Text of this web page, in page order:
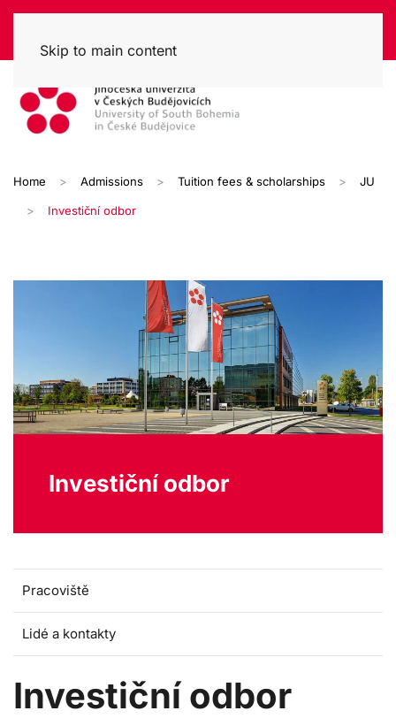
Skip to main content
Home Admissions Tuition fees & scholarships JU
Investiční odbor
Investiční odbor
Pracoviště
Lidé a kontakty
Investiční odbor